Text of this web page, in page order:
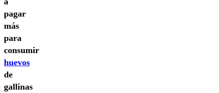
pagar
más
para
consumir
huevos
de
gallinas